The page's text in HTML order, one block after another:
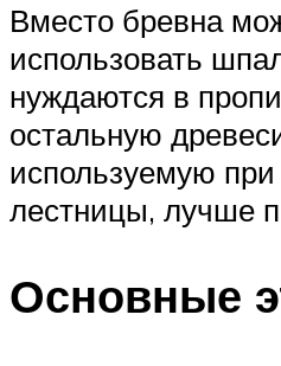
Вместо бревна
использовать
нуждаются в
остальную
используемую при
лестницы, лучше
Основные